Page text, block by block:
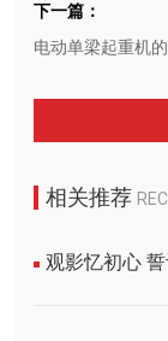
下一篇：
电动单梁起重机
相关推荐
观影忆初心 誓词